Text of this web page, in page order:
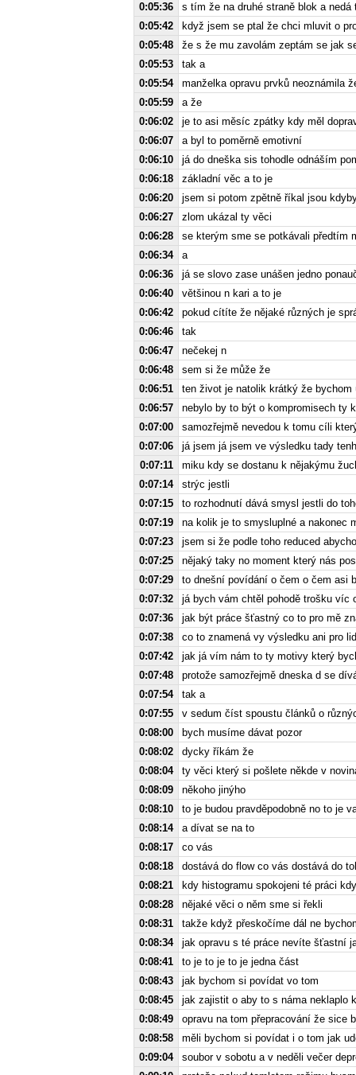
0:05:36
s tím že na druhé straně blok a nedá
0:05:42
když jsem se ptal že chci mluvit o
0:05:48
že s že mu zavolám zeptám se jak
0:05:53
tak a
0:05:54
manželka opravu prvků neoznámila
0:05:59
a že
0:06:02
je to asi měsíc zpátky kdy měl
0:06:07
a byl to poměrně emotivní
0:06:10
já do dneška sis tohodle odnáším
0:06:18
základní věc a to je
0:06:20
jsem si potom zpětně říkal jsou
0:06:27
zlom ukázal ty věci
0:06:28
se kterým sme se potkávali předtím
0:06:34
a
0:06:36
já se slovo zase unášen jedno
0:06:40
většinou n kari a to je
0:06:42
pokud cítíte že nějaké různých je
0:06:46
tak
0:06:47
nečekej n
0:06:48
sem si že může že
0:06:51
ten život je natolik krátký že
0:06:57
nebylo by to být o kompromisech ty
0:07:00
samozřejmě nevedou k tomu cíli
0:07:06
já jsem já jsem ve výsledku tady
0:07:11
miku kdy se dostanu k nějakýmu
0:07:14
strýc jestli
0:07:15
to rozhodnutí dává smysl jestli do
0:07:19
na kolik je to smysluplné a nakonec
0:07:23
jsem si že podle toho reduced
0:07:25
nějaký taky no moment který nás
0:07:29
to dnešní povídání o čem o čem asi
0:07:32
já bych vám chtěl pohodě trošku víc
0:07:36
jak být práce šťastný co to pro mě
0:07:38
co to znamená vy výsledku ani pro
0:07:42
jak já vím nám to ty motivy který
0:07:48
protože samozřejmě dneska d se
0:07:54
tak a
0:07:55
v sedum číst spoustu článků o
0:08:00
bych musíme dávat pozor
0:08:02
dycky říkám že
0:08:04
ty věci který si pošlete někde v
0:08:09
někoho jinýho
0:08:10
to je budou pravděpodobně no to je
0:08:14
a dívat se na to
0:08:17
co vás
0:08:18
dostává do flow co vás dostává do
0:08:21
kdy histogramu spokojeni té práci
0:08:28
nějaké věci o něm sme si řekli
0:08:31
takže když přeskočíme dál ne
0:08:34
jak opravu s té práce nevíte šťastní
0:08:41
to je to je to je jedna část
0:08:43
jak bychom si povídat vo tom
0:08:45
jak zajistit o aby to s náma neklaplo
0:08:49
opravu na tom přepracování že sice
0:08:58
měli bychom si povídat i o tom jak
0:09:04
soubor v sobotu a v neděli večer